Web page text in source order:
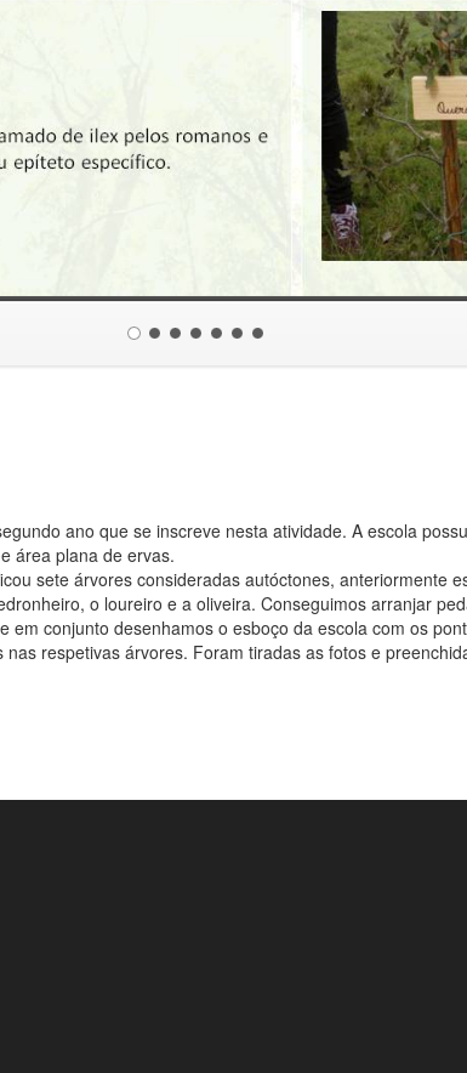
ano que se inscreve nesta atividade. A escola
área plana de ervas.
sete árvores consideradas autóctones, anteriormente
o loureiro e a oliveira. Conseguimos arranjar
conjunto desenhamos o esboço da escola com os
respetivas árvores. Foram tiradas as fotos e